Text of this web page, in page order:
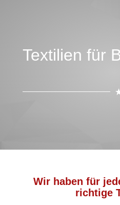
Textilien für
Wir haben für
richtige